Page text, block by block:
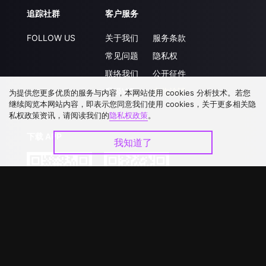
追踪社群
FOLLOW US
客户服务
关于我们
常见问题
联络我们
升级VIP
服务条款
隐私权
公开征件
合作洽談
为提供您更多优质的服务与内容，本网站使用 cookies 分析技术。若您
继续阅览本网站内容，即表示您同意我们使用 cookies，关于更多相关隐
私权政策资讯，请阅读我们的隐私权政策。
我知道了